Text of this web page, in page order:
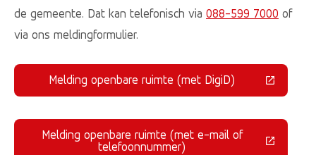
de gemeente. Dat kan telefonisch via 088-599 7000 of
via ons meldingformulier.
Melding openbare ruimte (met DigiD)
(Deze link gaat naar een externe
Melding openbare ruimte (met e-mail of
telefoonnummer)(Deze link gaat naar een externe